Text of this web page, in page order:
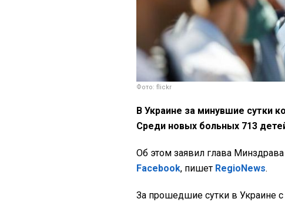
Фото: flickr
В Украине за минувшие сутки
Среди новых больных 713
Об этом заявил глава
Facebook, пишет RegioNews.
За прошедшие сутки в Украине